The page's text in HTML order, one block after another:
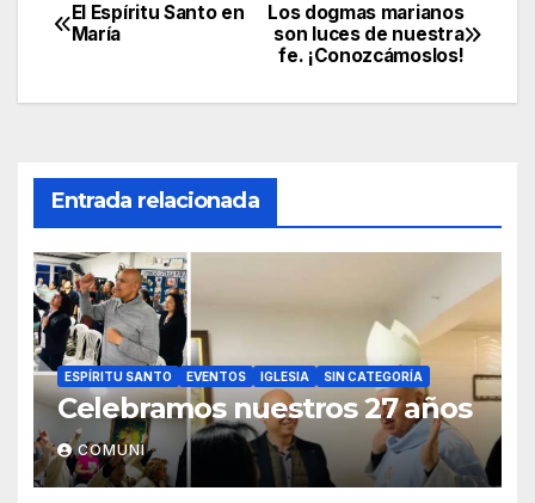
Navegación
Los dogmas marianos
son luces de nuestra
fe. ¡Conozcámoslos!
El Espíritu Santo en
María
Entrada relacionada
ESPÍRITU SANTO EVENTOS IGLESIA SIN CATEGORÍA
Celebramos nuestros 27 años
COMUNI